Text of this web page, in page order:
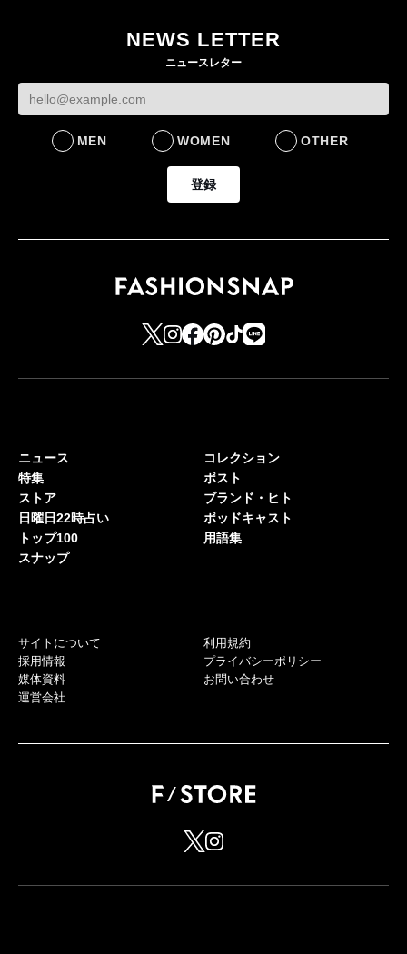
ケットなど7型を発売
FASHION
FASHION
BUSINESS
NEWS LETTER
ニュースレター
MEN WOMEN OTHER
登録
ニュース
特集
ストア
日曜日22時占い
トップ100
スナップ
コレクション
ポスト
ブランド・ヒト
ポッドキャスト
用語集
サイトについて
採用情報
媒体資料
運営会社
利用規約
プライバシーポリシー
お問い合わせ